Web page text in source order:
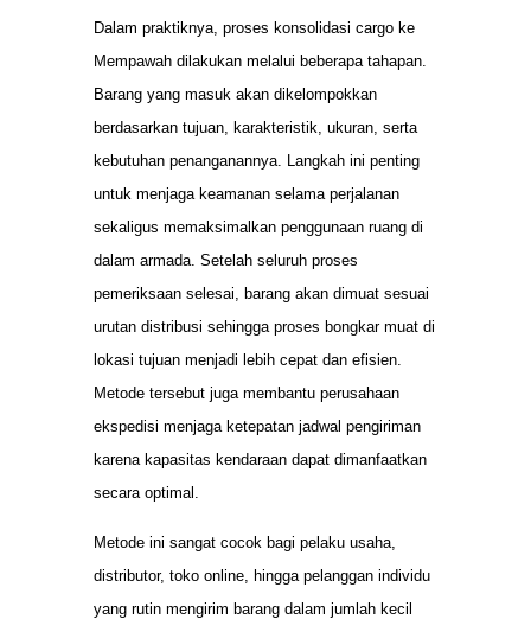
Dalam praktiknya, proses konsolidasi cargo ke
Mempawah dilakukan melalui beberapa tahapan.
Barang yang masuk akan dikelompokkan
berdasarkan tujuan, karakteristik, ukuran, serta
kebutuhan penanganannya. Langkah ini penting
untuk menjaga keamanan selama perjalanan
sekaligus memaksimalkan penggunaan ruang di
dalam armada. Setelah seluruh proses
pemeriksaan selesai, barang akan dimuat sesuai
urutan distribusi sehingga proses bongkar muat di
lokasi tujuan menjadi lebih cepat dan efisien.
Metode tersebut juga membantu perusahaan
ekspedisi menjaga ketepatan jadwal pengiriman
karena kapasitas kendaraan dapat dimanfaatkan
secara optimal.
Metode ini sangat cocok bagi pelaku usaha,
distributor, toko online, hingga pelanggan individu
yang rutin mengirim barang dalam jumlah kecil